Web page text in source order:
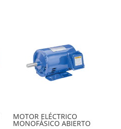
MOTOR ELÉCTRICO
MONOFÁSICO ABIERTO